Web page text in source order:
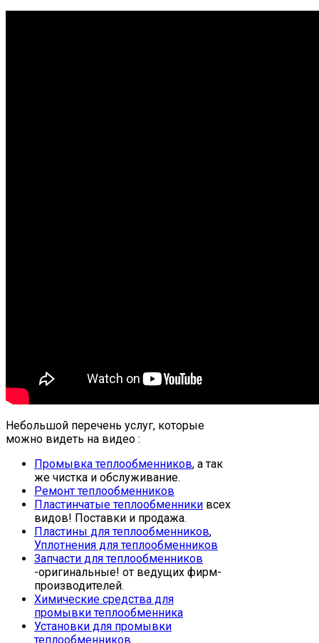
Небольшой перечень услуг, которые
можно видеть на видео :
Промывка теплообменников, а так
же чистка и обслуживание.
Ремонт теплообменников
Пластинчатые теплообменники всех
видов! Поставки и продажа.
Пластины для теплообменников,
Уплотнения для теплообменников
Запчасти для теплообменников
-оригинальные! от ведущих фирм-
производителей.
Химические средства для
промывки теплообменника
Установки для промывки
теплообменников.